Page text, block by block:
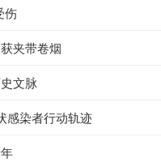
伤
夹带卷烟
文脉
感染者行动轨迹